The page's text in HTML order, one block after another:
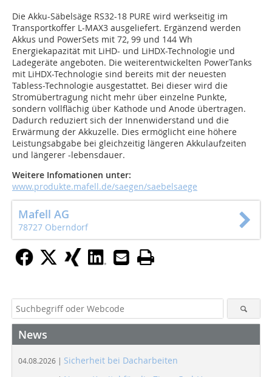
Die Akku-Säbelsäge RS32-18 PURE wird werkseitig im
Transportkoffer L-MAX3 ausgeliefert. Ergänzend werden
Akkus und PowerSets mit 72, 99 und 144 Wh
Energiekapazität mit LiHD- und LiHDX-Technologie und
Ladegeräte angeboten. Die weiterentwickelten PowerTanks
mit LiHDX-Technologie sind bereits mit der neuesten
Tabless-Technologie ausgestattet. Bei dieser wird die
Stromübertragung nicht mehr über einzelne Punkte,
sondern vollflächig über Kathode und Anode übertragen.
Dadurch reduziert sich der Innenwiderstand und die
Erwärmung der Akkuzelle. Dies ermöglicht eine höhere
Leistungsabgabe bei gleichzeitig längeren Akkulaufzeiten
und längerer -lebensdauer.
Weitere Infomationen unter:
www.produkte.mafell.de/saegen/saebelsaege
Mafell AG
78727 Oberndorf
News
04.08.2026 | Sicherheit bei Dacharbeiten